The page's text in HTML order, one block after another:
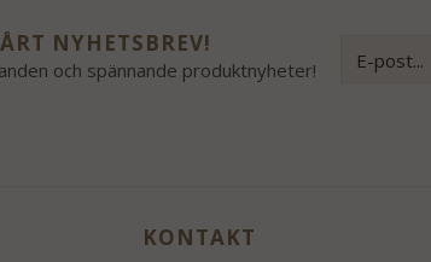
NYHETSBREV!
och spännande produktnyheter!
KONTAKT